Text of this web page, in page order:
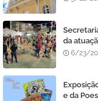
da
6/23/
e da